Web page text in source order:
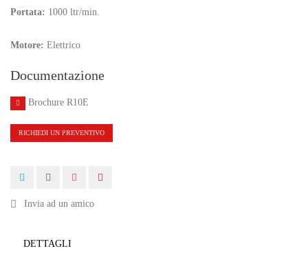
Portata: 1000 ltr/min.
Motore: Elettrico
Documentazione
Brochure R10E
RICHIEDI UN PREVENTIVO
Invia ad un amico
DETTAGLI